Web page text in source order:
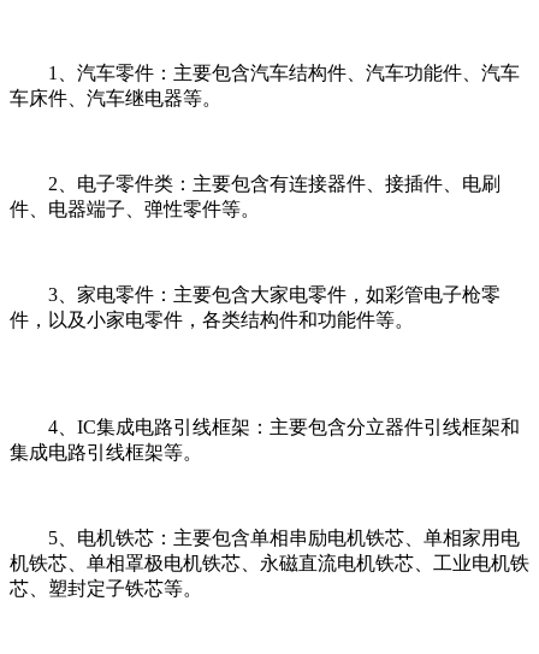
1、汽车零件：主要包含汽车结构件、汽车功能件、汽车
车床件、汽车继电器等。
2、电子零件类：主要包含有连接器件、接插件、电刷
件、电器端子、弹性零件等。
3、家电零件：主要包含大家电零件，如彩管电子枪零
件，以及小家电零件，各类结构件和功能件等。
4、IC集成电路引线框架：主要包含分立器件引线框架和
集成电路引线框架等。
5、电机铁芯：主要包含单相串励电机铁芯、单相家用电
机铁芯、单相罩极电机铁芯、永磁直流电机铁芯、工业电机铁
芯、塑封定子铁芯等。